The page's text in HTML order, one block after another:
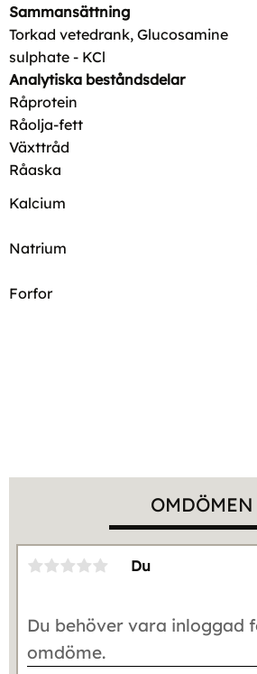
Sammansättning
Torkad vetedrank, Glucosamine
sulphate - KCl
Analytiska beståndsdelar
Råprotein
Råolja-fett
Växttråd
Råaska
Kalcium
Natrium
Forfor
OMDÖMEN
Du